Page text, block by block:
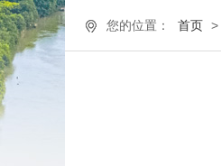
您的位置： 首页 >